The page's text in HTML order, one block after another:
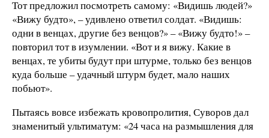
Тот предложил посмотреть самому: «Видишь людей?»
«Вижу будто», – удивлено ответил солдат. «Видишь:
одни в венцах, другие без венцов?» – «Вижу будто!» –
повторил тот в изумлении. «Вот и я вижу. Какие в
венцах, те убиты будут при штурме, только без венцов
куда больше – удачный штурм будет, мало наших
побьют».
Пытаясь вовсе избежать кровопролития, Суворов дал
знаменитый ультиматум: «24 часа на размышления для